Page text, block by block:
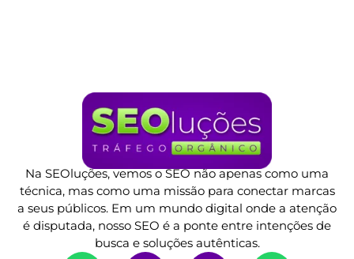
Na SEOluções, vemos o SEO não apenas como uma
técnica, mas como uma missão para conectar marcas
a seus públicos. Em um mundo digital onde a atenção
é disputada, nosso SEO é a ponte entre intenções de
busca e soluções autênticas.